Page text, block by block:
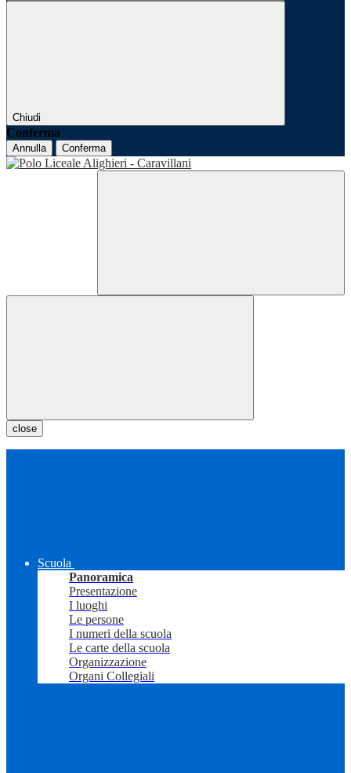
Chiudi
Conferma
Annulla Conferma
close
Scuola
Panoramica
Presentazione
I luoghi
Le persone
I numeri della scuola
Le carte della scuola
Organizzazione
Organi Collegiali